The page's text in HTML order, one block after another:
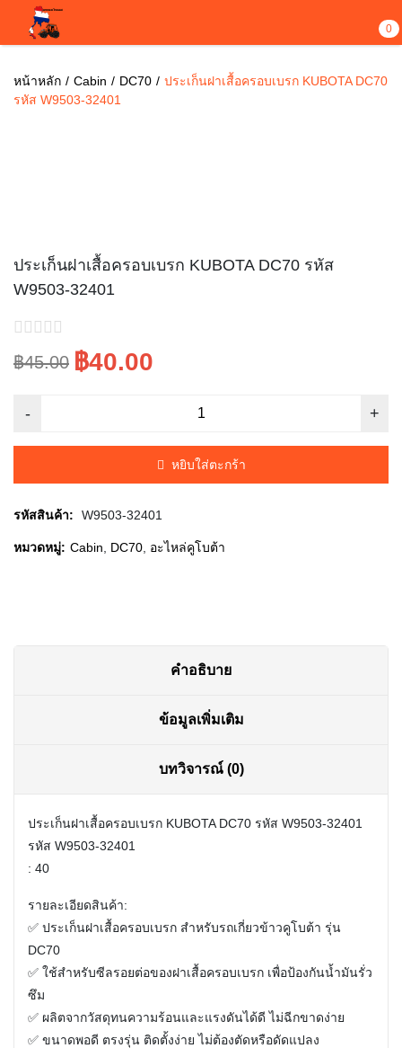
0
หน้าหลัก Cabin DC70
ประเก็นฝาเสื้อครอบเบรก KUBOTA DC70
รหัส W9503-32401
ประเก็นฝาเสื้อครอบเบรก KUBOTA DC70 รหัส
W9503-32401
฿45.00
Original
price
was:
฿45.00.
฿40.00
Current
price
is:
฿40.00.
หยิบใส่ตะกร้า
รหัสสินค้า: W9503-32401
หมวดหมู่: Cabin DC70 อะไหล่คูโบต้า
คำอธิบาย
ข้อมูลเพิ่มเติม
บทวิจารณ์ (0)
ประเก็นฝาเสื้อครอบเบรก KUBOTA DC70 รหัส W9503-32401
รหัส W9503-32401
: 40
รายละเอียดสินค้า:
✅ ประเก็นฝาเสื้อครอบเบรก สำหรับรถเกี่ยวข้าวคูโบต้า รุ่น
DC70
✅ ใช้สำหรับซีลรอยต่อของฝาเสื้อครอบเบรก เพื่อป้องกันน้ำมันรั่ว
ซึม
✅ ผลิตจากวัสดุทนความร้อนและแรงดันได้ดี ไม่ฉีกขาดง่าย
✅ ขนาดพอดี ตรงรุ่น ติดตั้งง่าย ไม่ต้องตัดหรือดัดแปลง